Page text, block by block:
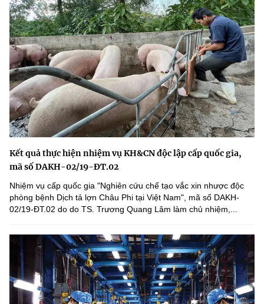
Kết quả thực hiện nhiệm vụ KH&CN độc lập cấp quốc gia,
mã số DAKH-02/19-ĐT.02
Nhiệm vụ cấp quốc gia "Nghiên cứu chế tạo vắc xin nhược độc
phòng bệnh Dịch tả lợn Châu Phi tại Việt Nam", mã số DAKH-
02/19-ĐT.02 do do TS. Trương Quang Lâm làm chủ nhiệm,...